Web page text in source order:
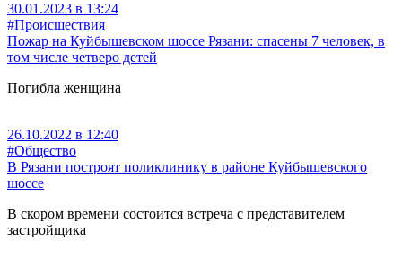
30.01.2023 в 13:24
#Происшествия
Пожар на Куйбышевском шоссе Рязани: спасены 7 человек, в
том числе четверо детей
Погибла женщина
26.10.2022 в 12:40
#Общество
В Рязани построят поликлинику в районе Куйбышевского
шоссе
В скором времени состоится встреча с представителем
застройщика